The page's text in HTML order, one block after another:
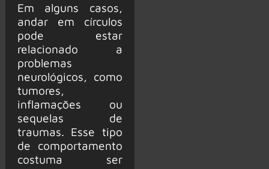
Em alguns casos,
andar em círculos
pode estar
relacionado a
problemas
neurológicos, como
tumores,
inflamações ou
sequelas de
traumas. Esse tipo
de comportamento
costuma ser